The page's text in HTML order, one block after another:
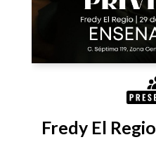
Fredy El